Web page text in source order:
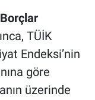
TÜİK
Endeksi’nin
göre
üzerinde